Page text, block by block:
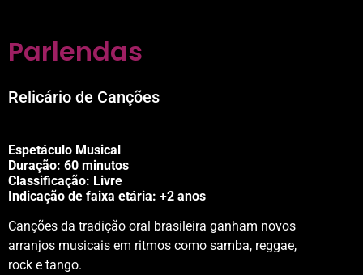
Parlendas
Relicário de Canções
Espetáculo Musical
Duração: 60 minutos
Classificação: Livre
Indicação de faixa etária: +2 anos
Canções da tradição oral brasileira ganham novos
arranjos musicais em ritmos como samba, reggae,
rock e tango.